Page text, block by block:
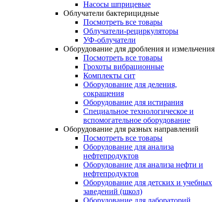
Насосы шприцевые
Облучатели бактерицидные
Посмотреть все товары
Облучатели-рециркуляторы
УФ-облучатели
Оборудование для дробления и измельчения
Посмотреть все товары
Грохоты вибрационные
Комплекты сит
Оборудование для деления,
сокращения
Оборудование для истирания
Специальное технологическое и
вспомогательное оборудование
Оборудование для разных направлений
Посмотреть все товары
Оборудование для анализа
нефтепродуктов
Оборудование для анализа нефти и
нефтепродуктов
Оборудование для детских и учебных
заведений (школ)
Оборудование для лабораторий